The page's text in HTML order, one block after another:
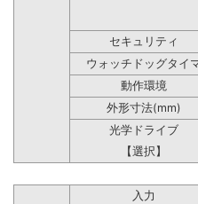
セキュリティ
ウォッチドッグタイ
動作環境
外形寸法(mm)
光学ドライブ
【選択】
入力